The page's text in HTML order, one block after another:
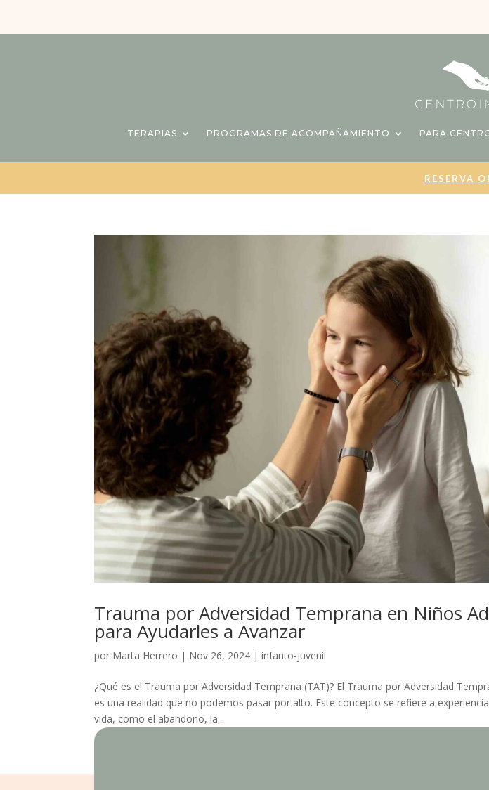
TERAPIAS PROGRAMAS DE ACOMPAÑAMIENTO PARA
RESERVA
Trauma por Adversidad Temprana en Niños
para Ayudarles a Avanzar
por Marta Herrero | Nov 26, 2024 |infanto-juvenil
¿Qué es el Trauma por Adversidad Temprana (TAT)? El Trauma por Adversidad
es una realidad que no podemos pasar por alto. Este concepto se refiere a
vida, como el abandono, la...